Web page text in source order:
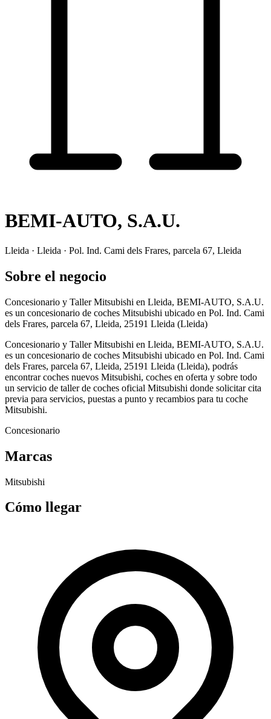
BEMI-AUTO, S.A.U.
Lleida · Lleida · Pol. Ind. Cami dels Frares, parcela 67, Lleida
Sobre el negocio
Concesionario y Taller Mitsubishi en Lleida, BEMI-AUTO, S.A.U.
es un concesionario de coches Mitsubishi ubicado en Pol. Ind. Cami
dels Frares, parcela 67, Lleida, 25191 Lleida (Lleida)
Concesionario y Taller Mitsubishi en Lleida, BEMI-AUTO, S.A.U.
es un concesionario de coches Mitsubishi ubicado en Pol. Ind. Cami
dels Frares, parcela 67, Lleida, 25191 Lleida (Lleida), podrás
encontrar coches nuevos Mitsubishi, coches en oferta y sobre todo
un servicio de taller de coches oficial Mitsubishi donde solicitar cita
previa para servicios, puestas a punto y recambios para tu coche
Mitsubishi.
Concesionario
Marcas
Mitsubishi
Cómo llegar